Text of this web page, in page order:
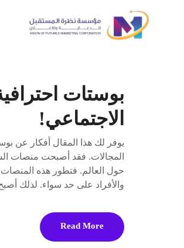
بوستات
الاجتماعي!
يوفر لك هذا المقال أفكار عن
المجالات. فقد أصبحت منصات
حول العالم. فتطور هذه
والأفراد على حد سواء. لذلك
Read More